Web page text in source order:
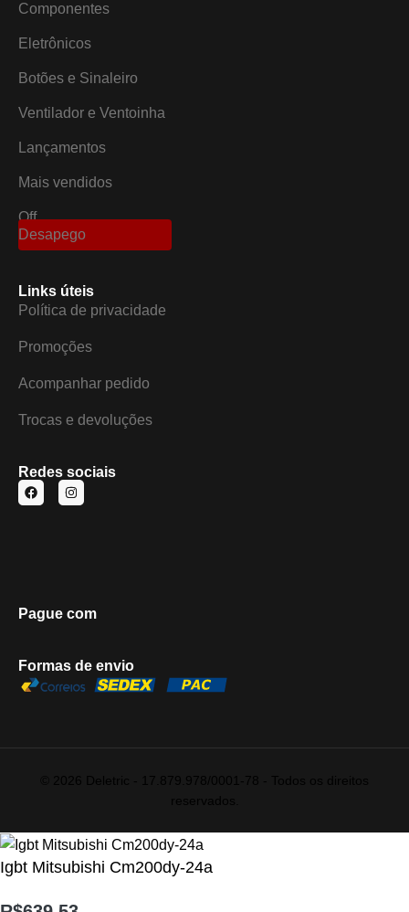
Componentes
Eletrônicos
Botões e Sinaleiro
Ventilador e Ventoinha
Lançamentos
Mais vendidos
Off
Desapego
Links úteis
Política de privacidade
Promoções
Acompanhar pedido
Trocas e devoluções
Redes sociais
Pague com
Formas de envio
Igbt Mitsubishi Cm200dy-24a